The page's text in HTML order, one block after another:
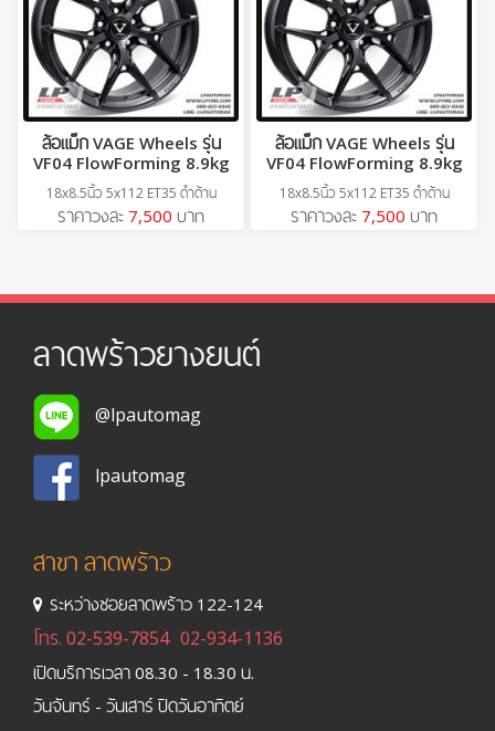
ล้อแม็ก VAGE Wheels รุ่น
VF04 FlowForming 8.9kg
18x8.5นิ้ว 5x112 ET35 ดำด้าน
ราคาวงละ 7,500 บาท
ล้อแม็ก VAGE Wheels รุ่น
VF04 FlowForming 8.9kg
18x8.5นิ้ว 5x112 ET35 ดำด้าน
ราคาวงละ 7,500 บาท
ลาดพร้าวยางยนต์
@lpautomag
lpautomag
สาขา ลาดพร้าว
ระหว่างซอยลาดพร้าว 122-124
โทร. 02-539-7854 02-934-1136
เปิดบริการเวลา 08.30 - 18.30 น.
วันจันทร์ - วันเสาร์ ปิดวันอาทิตย์